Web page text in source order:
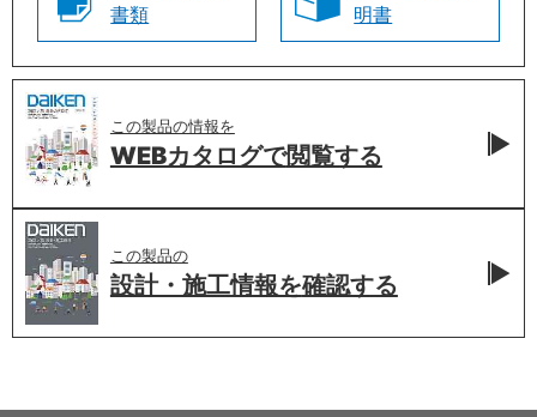
書類
明書
この製品の情報を
WEBカタログで閲覧する
この製品の
設計・施工情報を確認する